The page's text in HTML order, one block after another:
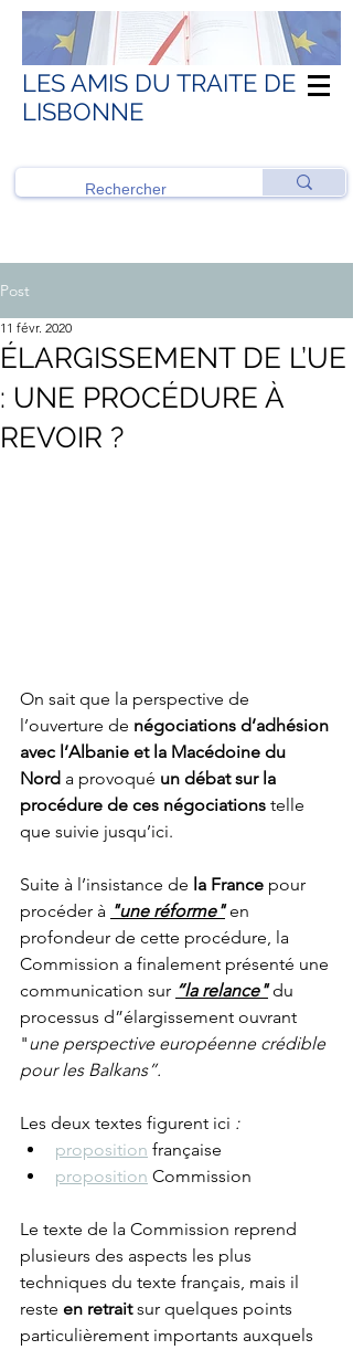
LES AMIS DU TRAITE DE
LISBONNE
Post
ÉLARGISSEMENT DE L’UE
: UNE PROCÉDURE À
REVOIR ?
11 févr. 2020
On sait que la perspective de
l’ouverture de négociations d’adhésion
avec l’Albanie et la Macédoine du
Nord a provoqué un débat sur la
procédure de ces négociations telle
que suivie jusqu’ici.
Suite à l’insistance de la France pour
procéder à "une réforme" en
profondeur de cette procédure, la
Commission a finalement présenté une
communication sur “la relance" du
processus d”élargissement ouvrant
"une perspective européenne crédible
pour les Balkans”.
Les deux textes figurent ici :
proposition française
proposition Commission
Le texte de la Commission reprend
plusieurs des aspects les plus
techniques du texte français, mais il
reste en retrait sur quelques points
particulièrement importants auxquels